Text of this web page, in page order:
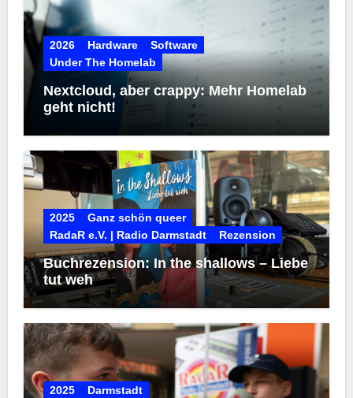
2026 Hardware
Software
Under The Homelab
Nextcloud, aber crappy: Mehr Homelab
geht nicht!
2025
Ganz schön queer
RadaR e.V. | Radio Darmstadt
Rezension
Buchrezension: In the shallows – Liebe
tut weh
2025
Darmstadt